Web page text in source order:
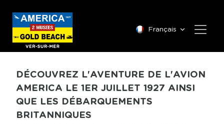
Français
DÉCOUVREZ L'AVENTURE DE L'AVION
AMERICA LE 1ER JUILLET 1927 AINSI
QUE LES DÉBARQUEMENTS
BRITANNIQUES